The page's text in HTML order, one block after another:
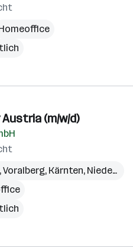
(m/w/d)
,Voralberg, Kärnten, Niederösterreich